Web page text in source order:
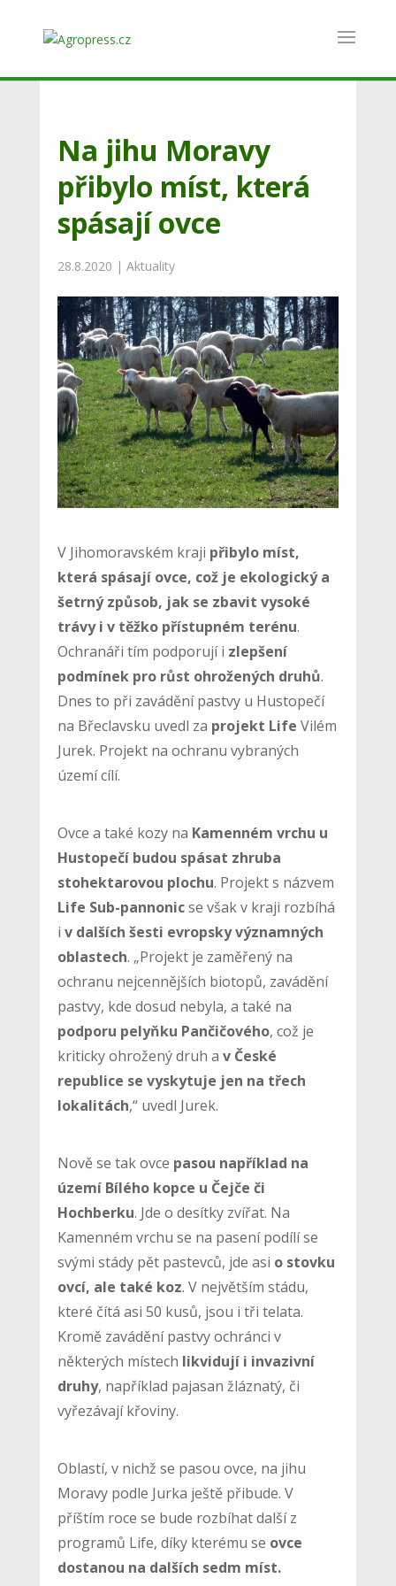
Na jihu Moravy
přibylo míst, která
spásají ovce
28.8.2020 | Aktuality
V Jihomoravském kraji přibylo míst,
která spásají ovce, což je ekologický a
šetrný způsob, jak se zbavit vysoké
trávy i v těžko přístupném terénu.
Ochranáři tím podporují i zlepšení
podmínek pro růst ohrožených druhů.
Dnes to při zavádění pastvy u Hustopečí
na Břeclavsku uvedl za projekt Life Vilém
Jurek. Projekt na ochranu vybraných
území cílí.
Ovce a také kozy na Kamenném vrchu u
Hustopečí budou spásat zhruba
stohektarovou plochu. Projekt s názvem
Life Sub-pannonicse však v kraji rozbíhá
i v dalších šesti evropsky významných
oblastech. „Projekt je zaměřený na
ochranu nejcennějších biotopů, zavádění
pastvy, kde dosud nebyla, a také na
podporu pelyňku Pančičového, což je
kriticky ohrožený druh a v České
republice se vyskytuje jen na třech
lokalitách,“ uvedl Jurek.
Nově se tak ovce pasou například na
území Bílého kopce u Čejče či
Hochberku. Jde o desítky zvířat. Na
Kamenném vrchu se na pasení podílí se
svými stády pět pastevců, jde asi o stovku
ovcí, ale také koz. V největším stádu,
které čítá asi 50 kusů, jsou i tři telata.
Kromě zavádění pastvy ochránci v
některých místech likvidují i invazivní
druhy, například pajasan žláznatý, či
vyřezávají křoviny.
Oblastí, v nichž se pasou ovce, na jihu
Moravy podle Jurka ještě přibude. V
příštím roce se bude rozbíhat další z
programů Life, díky kterému se ovce
dostanou na dalších sedm míst.